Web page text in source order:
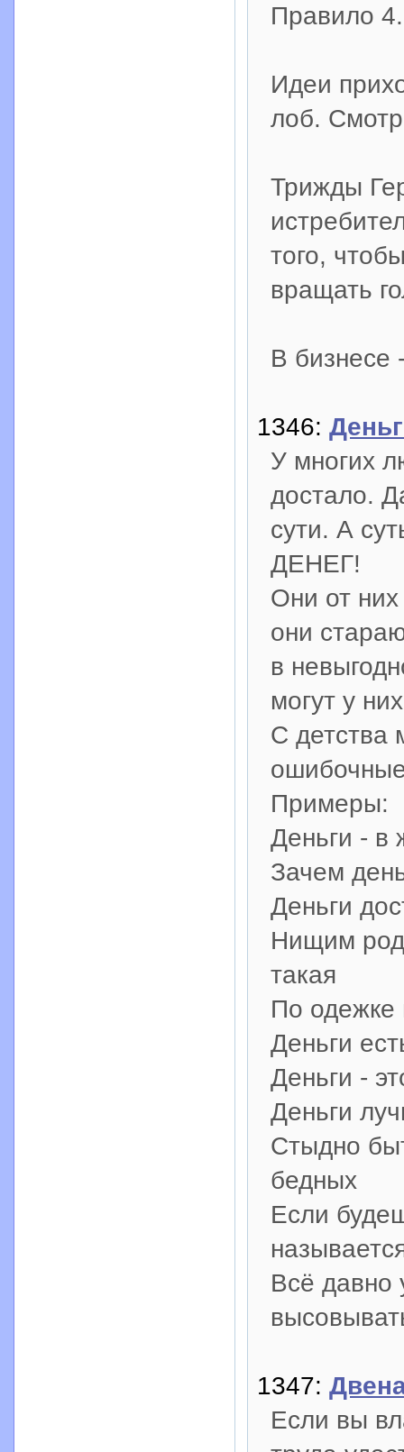
Правило
Идеи
лоб.
Трижды
того,
вращать
В бизнесе
1346:
У многих
достало.
сути. А
ДЕНЕГ!
Они от них
они
в
могут у
С детства
Примеры:
Деньги - в
Зачем
Деньги
Нищим
такая
По одежке
Деньги
Деньги -
Деньги
Стыдно
бедных
Если
Всё давно
1347:
Если вы